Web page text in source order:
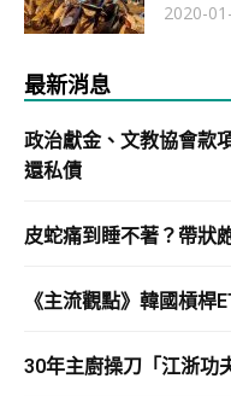
2020-
最新消息
政治獻金、文教協會款
還私債
皮蛇痛到睡不著？帶狀
《主流觀點》韓國槓桿
30年主廚操刀「江浙功